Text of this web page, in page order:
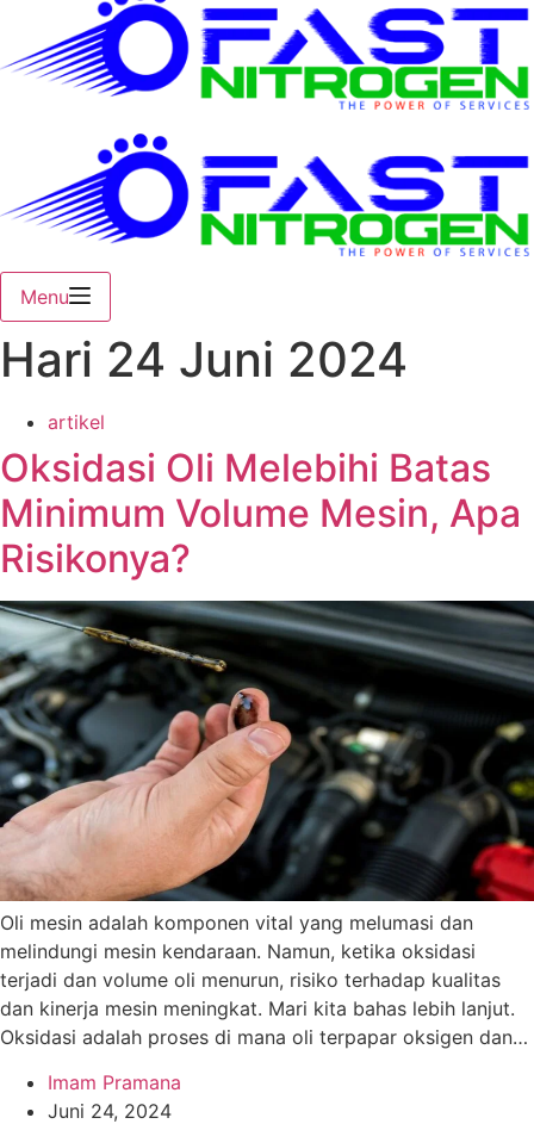
Menu
Hari 24 Juni 2024
artikel
Oksidasi Oli Melebihi Batas
Minimum Volume Mesin, Apa
Risikonya?
Oli mesin adalah komponen vital yang melumasi dan
melindungi mesin kendaraan. Namun, ketika oksidasi
terjadi dan volume oli menurun, risiko terhadap kualitas
dan kinerja mesin meningkat. Mari kita bahas lebih lanjut.
Oksidasi adalah proses di mana oli terpapar oksigen dan…
Imam Pramana
Juni 24, 2024